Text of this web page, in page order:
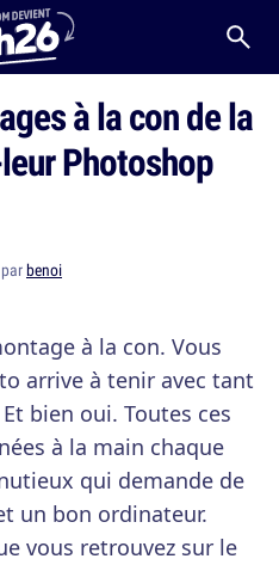
à la con de la
Photoshop
benoi
à la con. Vous
arrive à tenir avec tant
bien oui. Toutes ces
à la main chaque
qui demande de
un bon ordinateur.
vous retrouvez sur le